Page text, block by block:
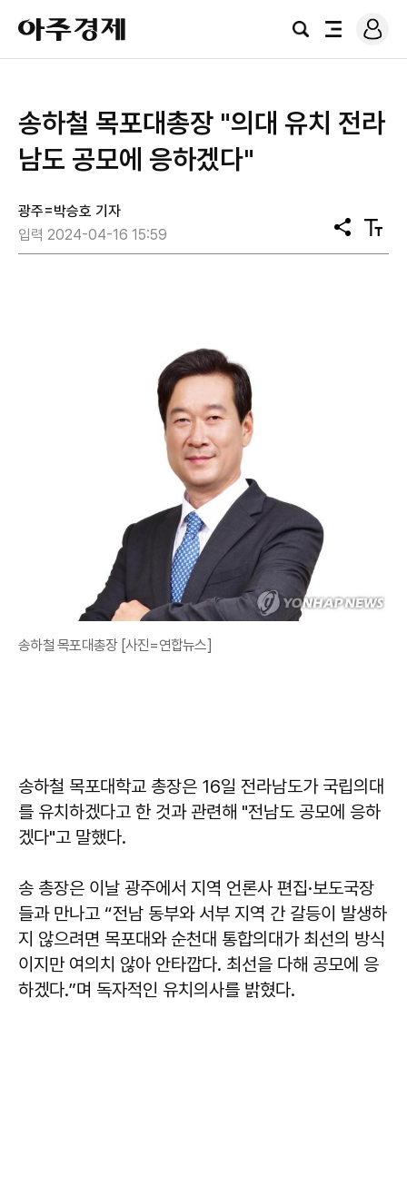
아
주
경
검
전
로
그
송하철 목포대총장 "의대 유치 전라
남도 공모에 응하겠다"
광주=박승호 기자
입력 2024-04-16 15:59
공
유
텍
스
송하철 목포대총장 [사진=연합뉴스]
송하철 목포대학교 총장은 16일 전라남도가 국립의대
를 유치하겠다고 한 것과 관련해 "전남도 공모에 응하
겠다"고 말했다.
송 총장은 이날 광주에서 지역 언론사 편집·보도국장
들과 만나고 “전남 동부와 서부 지역 간 갈등이 발생하
지 않으려면 목포대와 순천대 통합의대가 최선의 방식
이지만 여의치 않아 안타깝다. 최선을 다해 공모에 응
하겠다.”며 독자적인 유치의사를 밝혔다.